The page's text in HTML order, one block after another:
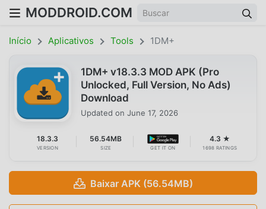
MODDROID.COM
Início Aplicativos Tools 1DM+
1DM+ v18.3.3 MOD APK (Pro
Unlocked, Full Version, No Ads)
Download
Updated on June 17, 2026
18.3.3
VERSION
56.54MB
SIZE GET IT ON
4.3 ★
1698 RATINGS
Baixar APK (56.54MB)